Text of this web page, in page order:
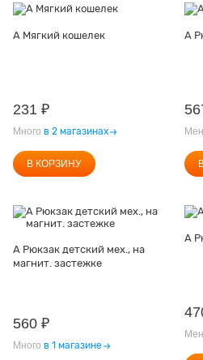
А Мягкий кошелек
231 ₽
Много в 2 магазинах
В КОРЗИНУ
А
А Рюкзак детский мех., на
магнит. застежке
560 ₽
Много в 1 магазине
А